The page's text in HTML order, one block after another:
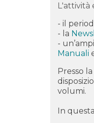
L'attività
- il
- la
-
Manuali
Presso
volumi.
In